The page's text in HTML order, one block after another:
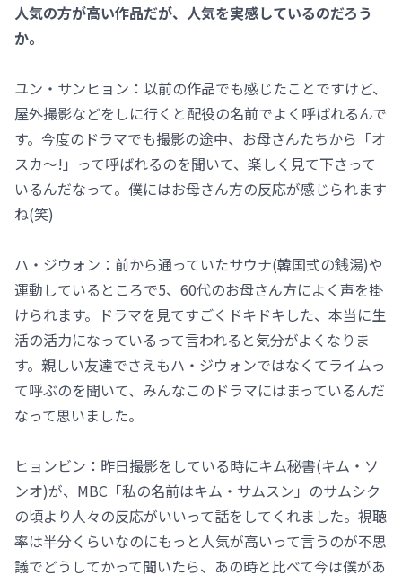
人気の方が高い作品だが、人気を実感しているのだろう
か。
ユン・サンヒョン：以前の作品でも感じたことですけど、
屋外撮影などをしに行くと配役の名前でよく呼ばれるんで
す。今度のドラマでも撮影の途中、お母さんたちから「オ
スカ～!」って呼ばれるのを聞いて、楽しく見て下さって
いるんだなって。僕にはお母さん方の反応が感じられます
ね(笑)
ハ・ジウォン：前から通っていたサウナ(韓国式の銭湯)や
運動しているところで5、60代のお母さん方によく声を掛
けられます。ドラマを見てすごくドキドキした、本当に生
活の活力になっているって言われると気分がよくなりま
す。親しい友達でさえもハ・ジウォンではなくてライムっ
て呼ぶのを聞いて、みんなこのドラマにはまっているんだ
なって思いました。
ヒョンビン：昨日撮影をしている時にキム秘書(キム・ソ
ンオ)が、MBC「私の名前はキム・サムスン」のサムシク
の頃より人々の反応がいいって話をしてくれました。視聴
率は半分くらいなのにもっと人気が高いって言うのが不思
議でどうしてかって聞いたら、あの時と比べて今は僕があ